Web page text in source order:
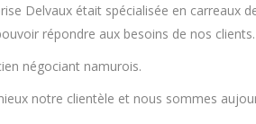
Delvaux était spécialisée en carreaux
répondre aux besoins de nos clients.
négociant namurois.
notre clientèle et nous sommes